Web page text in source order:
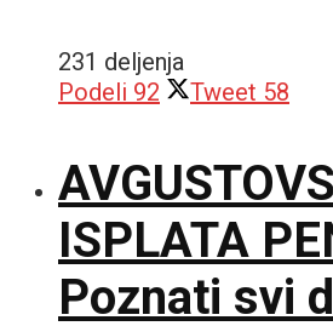
231 deljenja
Podeli 92 Tweet 58
ISPLATA
Poznati svi